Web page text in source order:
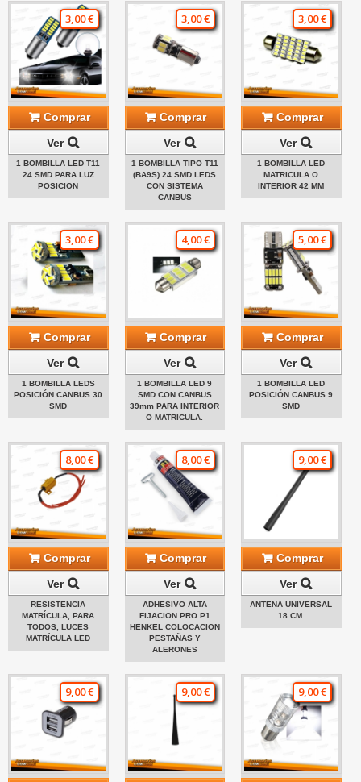
3,00 €
Comprar
Ver
1 BOMBILLA LED T11
24 SMD PARA LUZ
POSICION
3,00 €
Comprar
Ver
1 BOMBILLA TIPO T11
(BA9S) 24 SMD LEDS
CON SISTEMA
CANBUS
3,00 €
Comprar
Ver
1 BOMBILLA LED
MATRICULA O
INTERIOR 42 MM
3,00 €
Comprar
Ver
1 BOMBILLA LEDS
POSICIÓN CANBUS 30
SMD
4,00 €
Comprar
Ver
1 BOMBILLA LED 9
SMD CON CANBUS
39mm PARA INTERIOR
O MATRICULA.
5,00 €
Comprar
Ver
1 BOMBILLA LED
POSICIÓN CANBUS 9
SMD
8,00 €
Comprar
Ver
RESISTENCIA
MATRÍCULA, PARA
TODOS, LUCES
MATRÍCULA LED
8,00 €
Comprar
Ver
ADHESIVO ALTA
FIJACION PRO P1
HENKEL COLOCACION
PESTAÑAS Y
ALERONES
9,00 €
Comprar
Ver
ANTENA UNIVERSAL
18 CM.
9,00 € 9,00 € 9,00 €